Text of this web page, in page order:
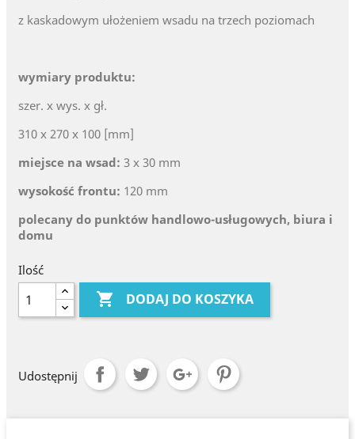
z kaskadowym ułożeniem wsadu na trzech poziomach
wymiary produktu:
szer. x wys. x gł.
310 x 270 x 100 [mm]
miejsce na wsad: 3 x 30 mm
wysokość frontu: 120 mm
polecany do punktów handlowo-usługowych, biura i
domu
Ilość
 DODAJ DO KOSZYKA
Udostępnij